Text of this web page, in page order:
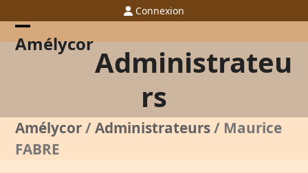
to
content
Connexion
Amélycor
Open
Close
Administrateu
rs
Amélycor/Administrateurs/ Maurice
FABRE